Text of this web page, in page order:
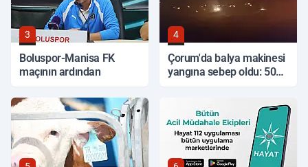
3
Boluspor-Manisa FK
maçının ardından
4
Çorum'da balya makinesi
yangına sebep oldu: 500